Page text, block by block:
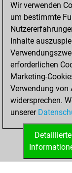
Wir verwenden
um bestimmte
Inhalte
erforderlichen
Marketing-
Verwendung von
widersprechen.
unserer
Detaillierte